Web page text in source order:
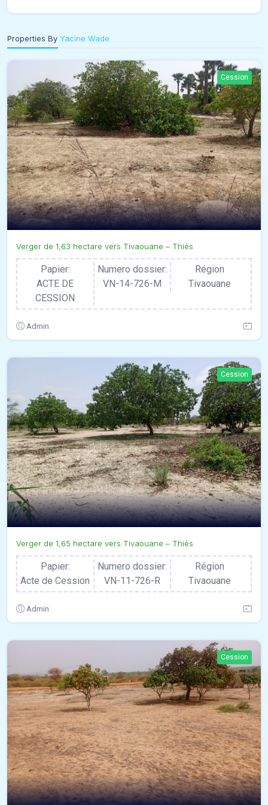
Properties By Yacine Wade
Cession
Verger de 1,63 hectare vers Tivaouane – Thiès
Papier:
ACTE DE
CESSION
Numero dossier:
VN-14-726-M
Région
Tivaouane
Admin
Cession
Verger de 1,65 hectare vers Tivaouane – Thiès
Papier:
Acte de Cession
Numero dossier:
VN-11-726-R
Région
Tivaouane
Admin
Cession